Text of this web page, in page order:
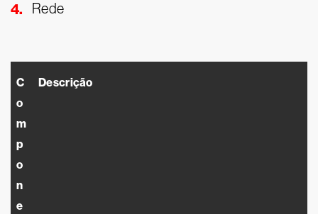
Rede
C
o
m
p
o
n
e
Descrição